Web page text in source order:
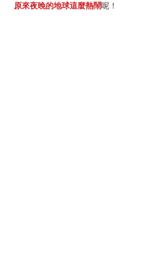
原來夜晚的地球這麼熱鬧呢！